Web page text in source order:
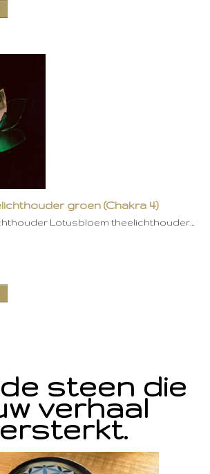
groen (Chakra 4)
Lotusbloem theelichthouder…
steen die
verhaal